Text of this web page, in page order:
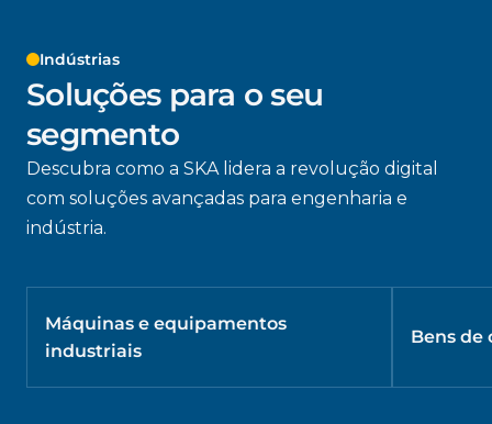
Indústrias
Soluções para o seu
segmento
Descubra como a SKA lidera a revolução digital
com soluções avançadas para engenharia e
indústria.
Máquinas e equipamentos
industriais
Bens de